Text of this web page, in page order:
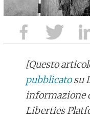
[Questo
pubblicatosu
informazione
Liberties